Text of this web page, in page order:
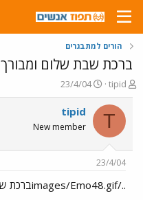
הורים למתבגרים
ברכת שבת שלום
פ
ו
ת
ח
ה
ש
tipid
פ
ו
ר
23/4/04
T
tipid
New member
23/4/04
../images/Emo48.gifברכת שבת שלום ומבורך!